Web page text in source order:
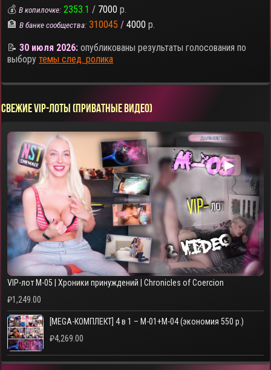
💰В копилочке: 2353.1 / 7000 р.
🏦В банке сообщества: 310045 / 4000 р.
📝30 июля 2026: опубликованы результаты голосования по
выборутемы след. ролика
СВЕЖИЕ VIP-ЛОТЫ (ПРИВАТНЫЕ ВИДЕО)
▶
VIP-лот M-05 | Хроники принуждений | Chronicles of Coercion
₽1,249.00
[MEGA-КОМПЛЕКТ] 4 в 1 – M-01+M-04 (экономия 550 р.)
₽4,269.00